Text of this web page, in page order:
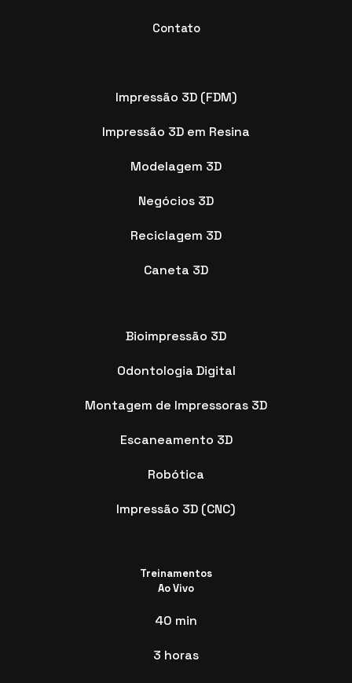
Contato
Impressão 3D (FDM)
Impressão 3D em Resina
Modelagem 3D
Negócios 3D
Reciclagem 3D
Caneta 3D
Bioimpressão 3D
Odontologia Digital
Montagem de Impressoras 3D
Escaneamento 3D
Robótica
Impressão 3D (CNC)
Treinamentos
Ao Vivo
40 min
3 horas